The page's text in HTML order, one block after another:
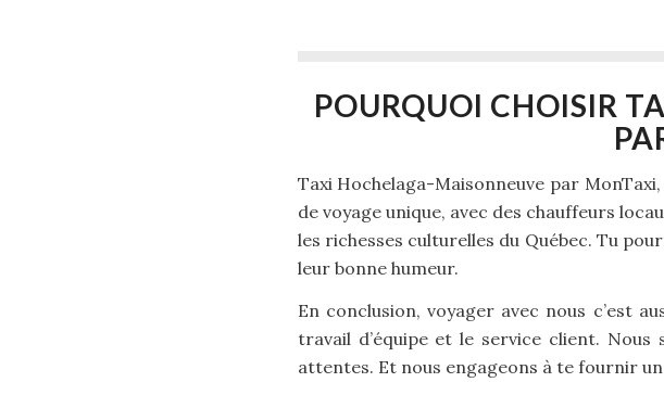
POURQUOI CHOISIR
Taxi Hochelaga-Maisonneuve par MonTaxi,
de voyage unique, avec des chauffeurs
les richesses culturelles du Québec. Tu
leur bonne humeur.
En conclusion, voyager avec nous c’est
travail d’équipe et le service client. Nous
attentes. Et nous engageons à te fournir